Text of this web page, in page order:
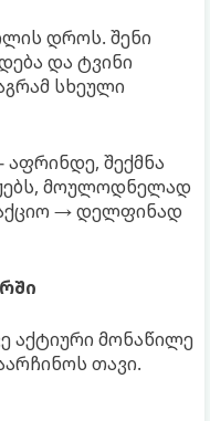
დროს. შენი
და ტვინი
სხეული
შექმნა
მოულოდნელად
აქციო → დელფინად
აქტიური მონაწილე
თავი.